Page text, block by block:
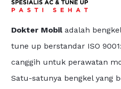
Dokter Mobiladalah
tune up berstandar ISO
canggih untuk perawatan
Satu-satunya bengkel yang